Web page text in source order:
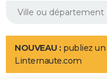
Aménagement intérieur
LIFESTYLE
Art de vivre
Bien-être
Loisirs
Mode
Modes de vie
NOUVEAU : publiez un
Linternaute.com